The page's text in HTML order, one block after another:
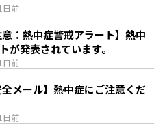
日前
日前
：熱中症警戒アラート】熱中
が発表されています。
日前
メール】熱中症にご注意くだ